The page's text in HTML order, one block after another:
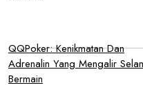
Post
navigation
QQPoker: Kenikmatan Dan
Adrenalin Yang Mengalir
Bermain